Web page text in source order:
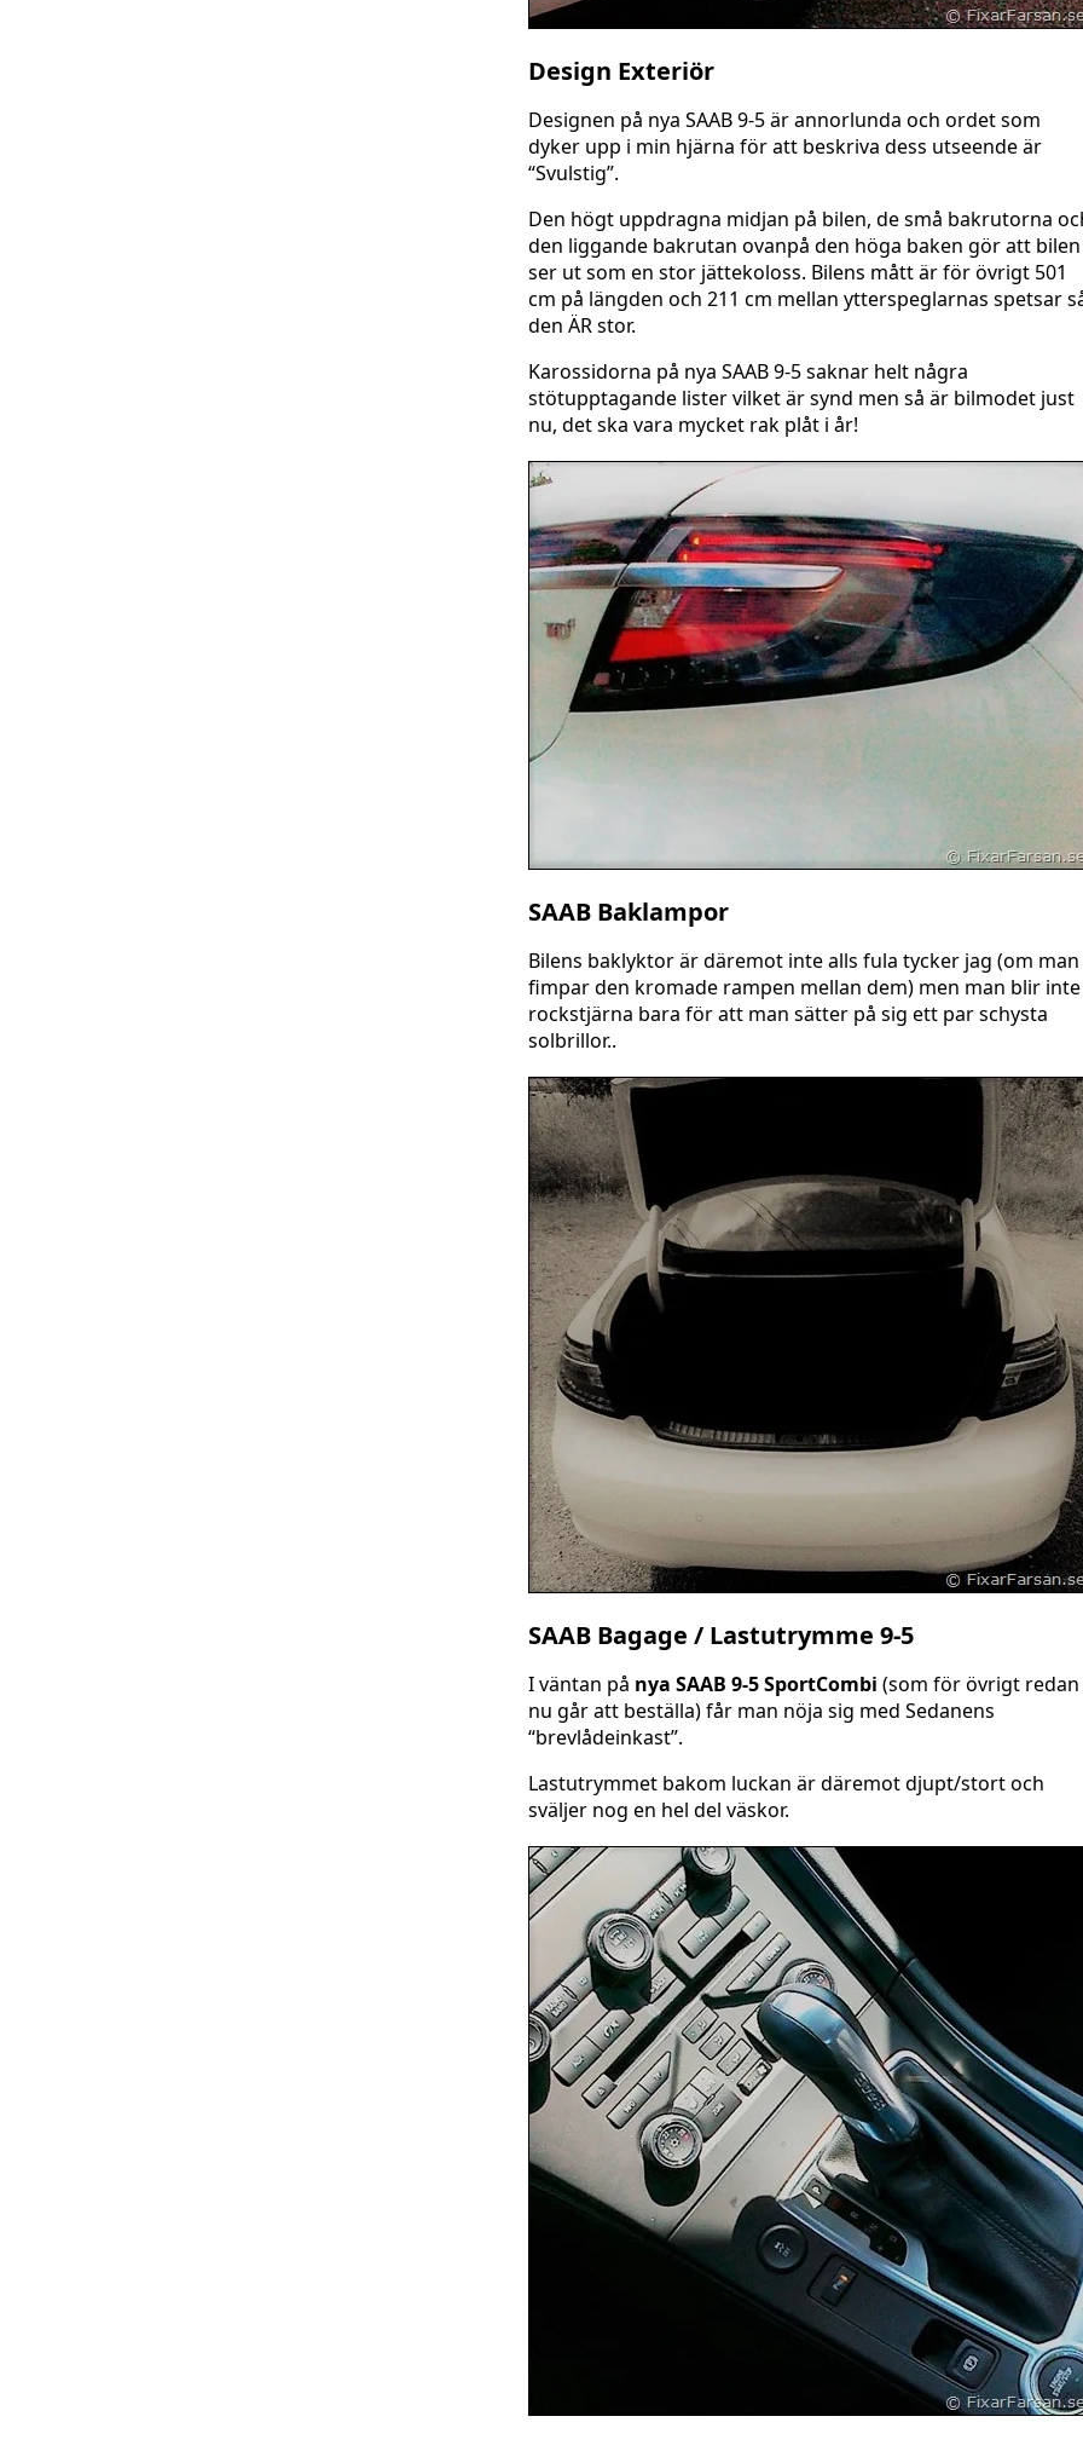
Design Exteriör
Designen på nya SAAB 9-5 är annorlunda och ordet som
dyker upp i min hjärna för att beskriva dess utseende är
“Svulstig”.
Den högt uppdragna midjan på bilen, de små bakrutorna
den liggande bakrutan ovanpå den höga baken gör att bilen
ser ut som en stor jättekoloss. Bilens mått är för övrigt 501
cm på längden och 211 cm mellan ytterspeglarnas spetsar
den ÄR stor.
Karossidorna på nya SAAB 9-5 saknar helt några
stötupptagande lister vilket är synd men så är bilmodet just
nu, det ska vara mycket rak plåt i år!
SAAB Baklampor
Bilens baklyktor är däremot inte alls fula tycker jag (om man
fimpar den kromade rampen mellan dem) men man blir inte
rockstjärna bara för att man sätter på sig ett par schysta
solbrillor..
SAAB Bagage / Lastutrymme 9-5
I väntan på nya SAAB 9-5 SportCombi (som för övrigt redan
nu går att beställa) får man nöja sig med Sedanens
“brevlådeinkast”.
Lastutrymmet bakom luckan är däremot djupt/stort och
sväljer nog en hel del väskor.